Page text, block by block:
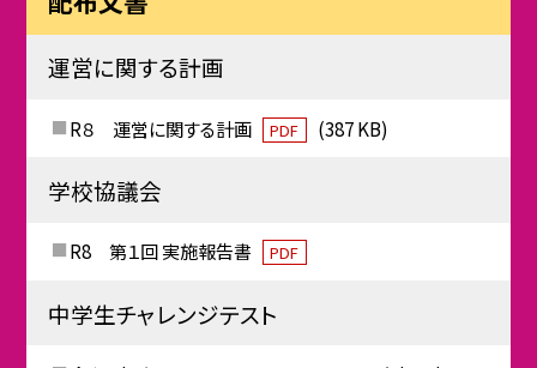
運営に関する計画
R８ 運営に関する計画 PDF (387 KB)
学校協議会
R8 第１回 実施報告書 PDF
中学生チャレンジテスト